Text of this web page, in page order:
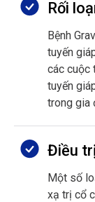
Rối
Bệnh
tuyến
các cuộc
tuyến
trong gia
Điều
Một số
xạ trị cổ